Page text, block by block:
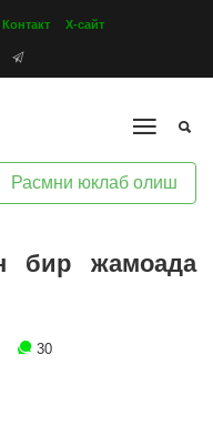
Контакт Х-сайт
Расмни юклаб олиш
бир жамоада
30